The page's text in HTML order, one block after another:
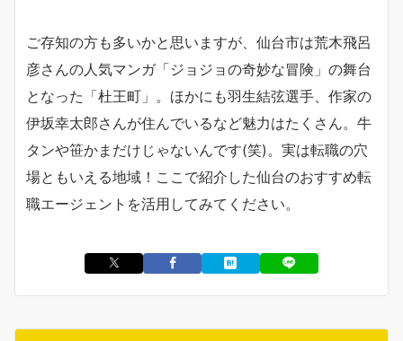
ご存知の方も多いかと思いますが、仙台市は荒木飛呂
彦さんの人気マンガ「ジョジョの奇妙な冒険」の舞台
となった「杜王町」。ほかにも羽生結弦選手、作家の
伊坂幸太郎さんが住んでいるなど魅力はたくさん。牛
タンや笹かまだけじゃないんです(笑)。実は転職の穴
場ともいえる地域！ここで紹介した仙台のおすすめ転
職エージェントを活用してみてください。